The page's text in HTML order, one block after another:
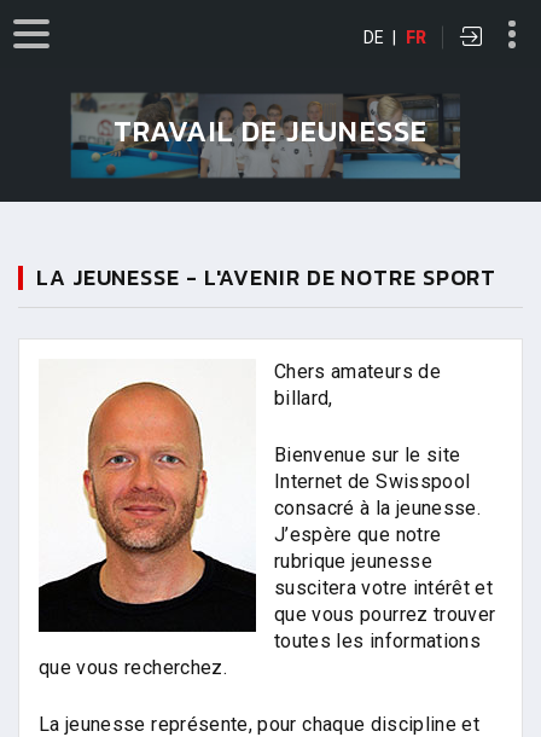
DE | FR
TRAVAIL DE JEUNESSE
LA JEUNESSE - L'AVENIR DE NOTRE SPORT
Chers amateurs de
billard,
Bienvenue sur le site
Internet de Swisspool
consacré à la jeunesse.
J’espère que notre
rubrique jeunesse
suscitera votre intérêt et
que vous pourrez trouver
toutes les informations
que vous recherchez.
La jeunesse représente, pour chaque discipline et